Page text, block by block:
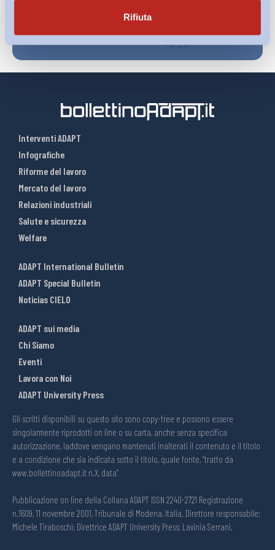
Rifiuta
Interventi ADAPT
Infografiche
Riforme del lavoro
Mercato del lavoro
Relazioni industriali
Salute e sicurezza
Welfare
ADAPT International Bulletin
ADAPT Special Bulletin
Noticias CIELO
ADAPT sui media
Chi Siamo
Eventi
Lavora con Noi
ADAPT University Press
Gli scritti disponibili su questo sito sono copy-free e possono essere
singolarmente riprodotti on line o su carta, anche senza specifica
autorizzazione, laddove vengano mantenuti inalterati il contenuto e il titolo
e a condizione che sia indicata sotto il titolo, quale fonte, “tratto da
www.bollettinoadapt.it n.X, data“
Pubblicazione on line della Collana ADAPT ISSN 2240-2721 Registrazione
n.1609, 11 novembre 2001, Tribunale di Modena, Italia. Direttore responsabile:
Michele Tiraboschi; Direttrice ADAPT University Press: Lavinia Serrani.